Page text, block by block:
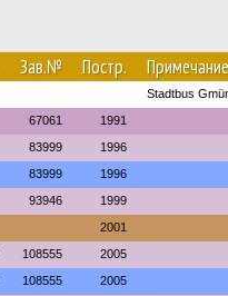
Зав.№ Постр. Примечание
Stadtbus
67061 1991
83999 1996
83999 1996
93946 1999
2001
108555 2005
108555 2005